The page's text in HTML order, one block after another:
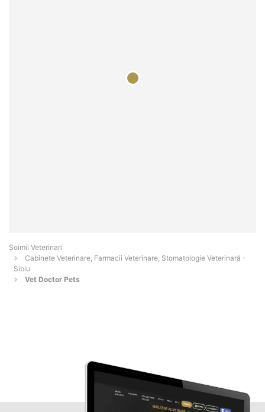
Șoimii Veterinari
Cabinete Veterinare, Farmacii Veterinare, Stomatologie Veterinară -
Sibiu
Vet Doctor Pets